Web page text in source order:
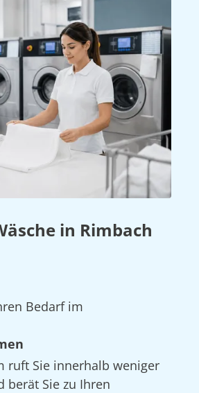
in Rimbach
Bedarf im
ruft Sie innerhalb weniger
berät Sie zu Ihren